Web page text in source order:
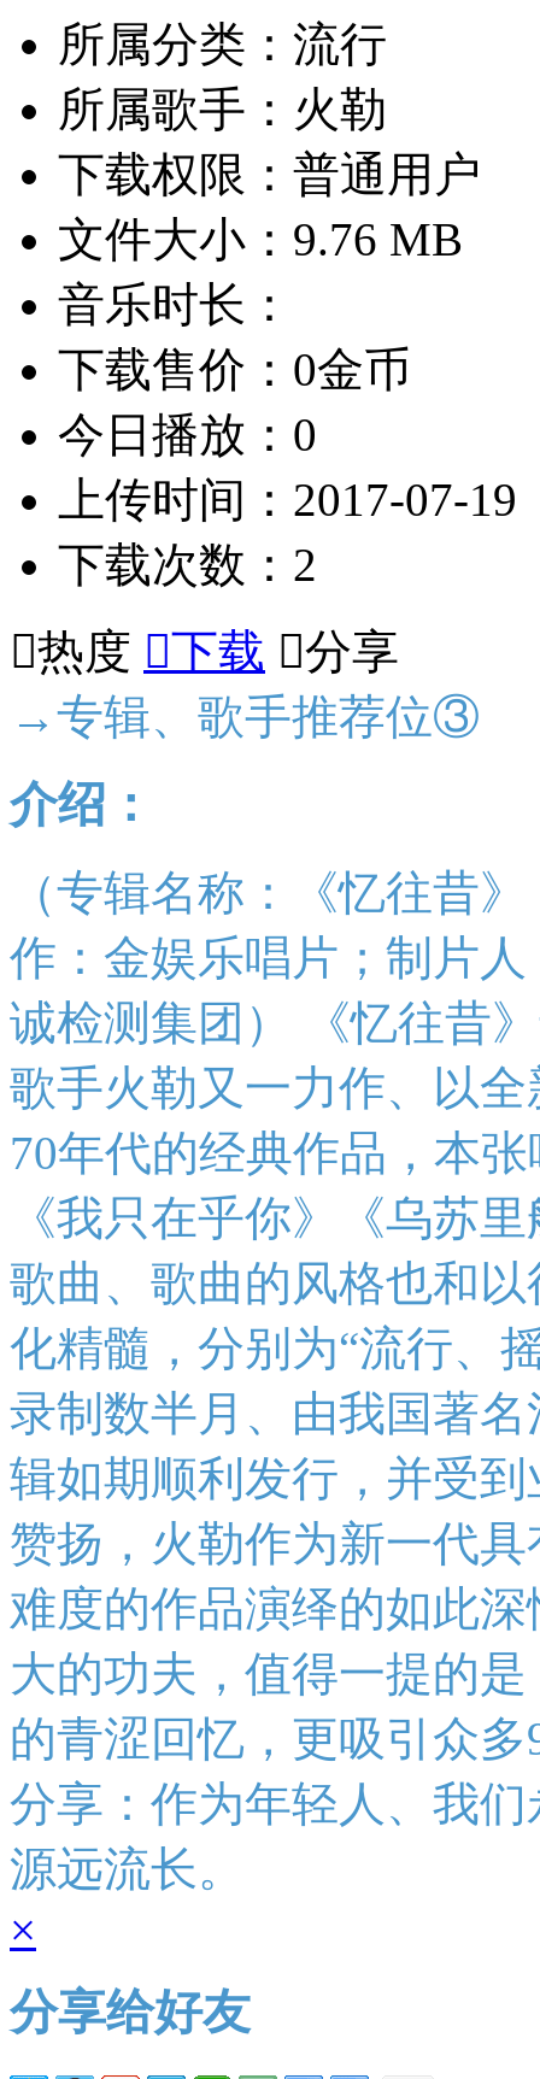
所属分类：流行
所属歌手：火勒
下载权限：普通用户
文件大小：9.76 MB
音乐时长：
下载售价：0金币
今日播放：0
上传时间：2017-07-19
下载次数：2
热度 下载 分享
→专辑、歌手推荐位③
介绍：
（专辑名称：《忆往昔
作：金娱乐唱片；制片
诚检测集团） 《忆往昔
歌手火勒又一力作、以
70年代的经典作品，本
《我只在乎你》《乌苏
歌曲、歌曲的风格也和
化精髓，分别为“流行、
录制数半月、由我国著
辑如期顺利发行，并受
赞扬，火勒作为新一代
难度的作品演绎的如此
大的功夫，值得一提的
的青涩回忆，更吸引众
分享：作为年轻人、我
源远流长。
×
分享给好友